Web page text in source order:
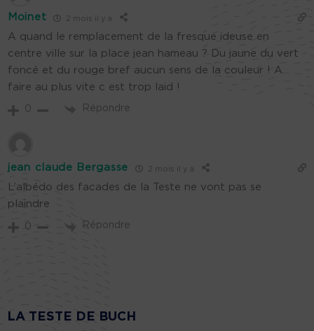
Moinet 2 mois il y a
A quand le remplacement de la fresque ideuse en
centre ville sur la place jean hameau ? Du jaune du vert
foncé et du rouge bref aucun sens de la couleur ! A
faire au plus vite c est trop laid !
0 Répondre
jean claude Bergasse 2 mois il y a
L’albédo des facades de la Teste ne vont pas se
plaindre
0 Répondre
LA TESTE DE BUCH